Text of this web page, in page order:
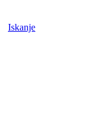
Iskanje